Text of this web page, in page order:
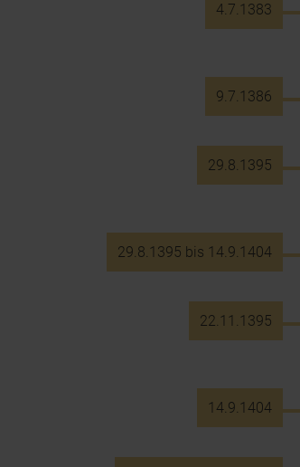
4.7.1383
9.7.1386
29.8.1395
29.8.1395 bis 14.9.1404
22.11.1395
14.9.1404